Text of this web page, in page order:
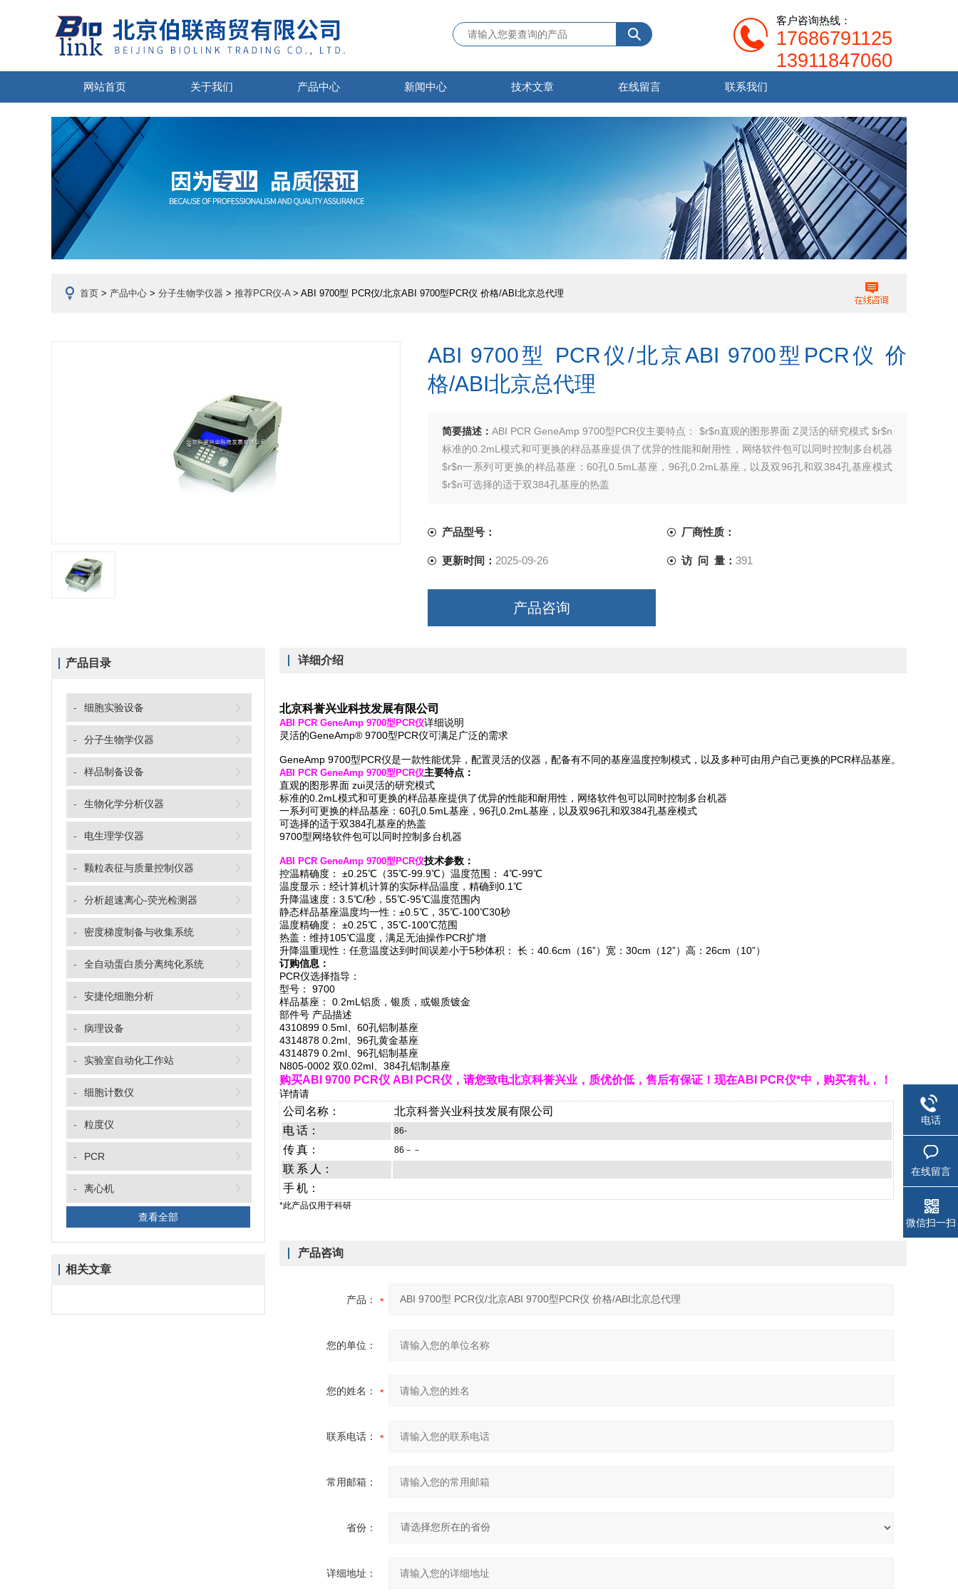
客户咨询热线：
17686791125
13911847060
网站首页 关于我们 产品中心 新闻中心 技术文章 在线留言 联系我们
首页 > 产品中心 > 分子生物学仪器 > 推荐PCR仪-A> ABI 9700型 PCR仪/北京ABI 9700型PCR仪 价格/ABI北京总代理
ABI 9700型 PCR仪/北京ABI 9700型PCR仪 价
格/ABI北京总代理
简要描述：ABI PCR GeneAmp 9700型PCR仪主要特点： $r$n直观的图形界面 Z灵活的研究模式 $r$n
标准的0.2mL模式和可更换的样品基座提供了优异的性能和耐用性，网络软件包可以同时控制多台机器
$r$n一系列可更换的样品基座：60孔0.5mL基座，96孔0.2mL基座，以及双96孔和双384孔基座模式
$r$n可选择的适于双384孔基座的热盖
产品型号： 厂商性质：
更新时间： 2025-09-26 访 问 量： 391
产品咨询
产品目录
- 细胞实验设备
- 分子生物学仪器
- 样品制备设备
- 生物化学分析仪器
- 电生理学仪器
- 颗粒表征与质量控制仪器
- 分析超速离心-荧光检测器
- 密度梯度制备与收集系统
- 全自动蛋白质分离纯化系统
- 安捷伦细胞分析
- 病理设备
- 实验室自动化工作站
- 细胞计数仪
- 粒度仪
- PCR
- 离心机
查看全部
相关文章
详细介绍
北京科誉兴业科技发展有限公司
ABI PCR GeneAmp 9700型PCR仪详细说明
灵活的GeneAmp® 9700型PCR仪可满足广泛的需求
GeneAmp 9700型PCR仪是一款性能优异，配置灵活的仪器，配备有不同的基座温度控制模式，以及多种可由用户自己更换的PCR样品基座。
ABI PCR GeneAmp 9700型PCR仪主要特点：
直观的图形界面 zui灵活的研究模式
标准的0.2mL模式和可更换的样品基座提供了优异的性能和耐用性，网络软件包可以同时控制多台机器
一系列可更换的样品基座：60孔0.5mL基座，96孔0.2mL基座，以及双96孔和双384孔基座模式
可选择的适于双384孔基座的热盖
9700型网络软件包可以同时控制多台机器
ABI PCR GeneAmp 9700型PCR仪技术参数：
控温精确度： ±0.25℃（35℃-99.9℃）温度范围： 4℃-99℃
温度显示：经计算机计算的实际样品温度，精确到0.1℃
升降温速度：3.5℃/秒，55℃-95℃温度范围内
静态样品基座温度均一性：±0.5℃，35℃-100℃30秒
温度精确度： ±0.25℃，35℃-100℃范围
热盖：维持105℃温度，满足无油操作PCR扩增
升降温重现性：任意温度达到时间误差小于5秒体积： 长：40.6cm（16”）宽：30cm（12”）高：26cm（10”）
订购信息：
PCR仪选择指导：
型号： 9700
样品基座： 0.2mL铝质，银质，或银质镀金
部件号 产品描述
4310899 0.5ml、60孔铝制基座
4314878 0.2ml、96孔黄金基座
4314879 0.2ml、96孔铝制基座
N805-0002 双0.02ml、384孔铝制基座
购买ABI 9700 PCR仪 ABI PCR仪，请您致电北京科誉兴业，质优价低，售后有保证！现在ABI PCR仪*中，购买有礼，！
详情请
公司名称：
北京科誉兴业科技发展有限公司
电话： 86-
传真： 86－－
联 系 人：
手机：
*此产品仅用于科研
产品咨询
产品：
您的单位：
您的姓名：
联系电话：
常用邮箱：
省份：
详细地址：
电话
在线留言
微信扫一扫